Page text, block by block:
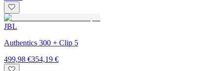
JBL
Authentics 300 + Clip 5
499,98 €354,19 €